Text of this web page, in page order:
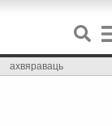
ахвяраваць